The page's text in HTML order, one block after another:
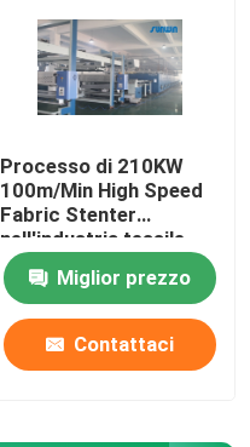
Processo di 210KW
100m/Min High Speed
Fabric Stenter
nell'industria tessile
2800mm
Miglior prezzo
Contattaci